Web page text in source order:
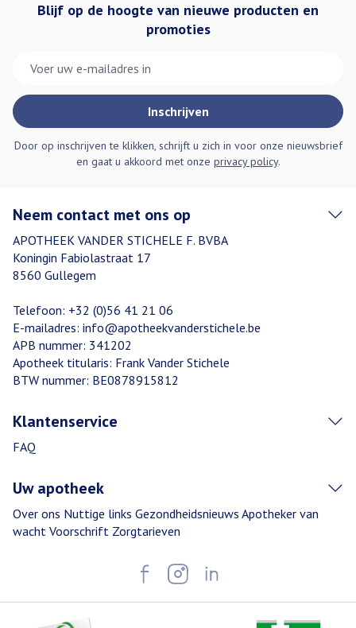
Blijf op de hoogte van nieuwe producten en
promoties
Inschrijven
Door op inschrijven te klikken, schrijft u zich in voor onze nieuwsbrief
en gaat u akkoord met onze privacy policy.
Neem contact met ons op
APOTHEEK VANDER STICHELE F. BVBA
Koningin Fabiolastraat 17
8560 Gullegem
Telefoon: +32 (0)56 41 21 06
E-mailadres: info@apotheekvanderstichele.be
APB nummer: 341202
Apotheek titularis: Frank Vander Stichele
BTW nummer: BE0878915812
Klantenservice
FAQ
Uw apotheek
Over ons Nuttige links Gezondheidsnieuws Apotheker van
wacht Voorschrift Zorgtarieven